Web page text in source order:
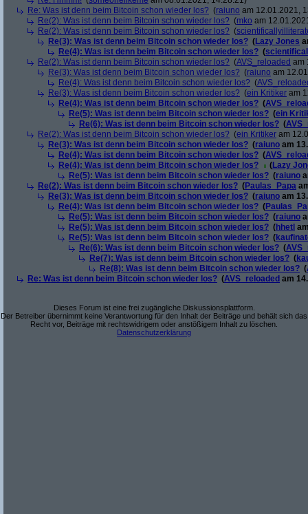
Re: Was ist denn beim Bitcoin schon wieder los? (raiuno am 12.01.2021,
Re(2): Was ist denn beim Bitcoin schon wieder los? (mko am
Re(2): Was ist denn beim Bitcoin schon wieder los? (
Re(3): Was ist denn beim Bitcoin schon wieder los? (Lazy Jones
Re(4): Was ist denn beim Bitcoin schon wieder los? (
Re(2): Was ist denn beim Bitcoin schon wieder los? (AVS_reloaded am
Re(3): Was ist denn beim Bitcoin schon wieder los? (raiuno am
Re(4): Was ist denn beim Bitcoin schon wieder los? (
Re(3): Was ist denn beim Bitcoin schon wieder los? (ein Kritiker am
Re(4): Was ist denn beim Bitcoin schon wieder los? (
Re(5): Was ist denn beim Bitcoin schon wieder los? (ein
Re(6): Was ist denn beim Bitcoin schon wieder los? (
Re(2): Was ist denn beim Bitcoin schon wieder los? (ein Kritiker am
Re(3): Was ist denn beim Bitcoin schon wieder los? (raiuno am
Re(4): Was ist denn beim Bitcoin schon wieder los? (
Re(4): Was ist denn beim Bitcoin schon wieder los?
(Lazy
Re(5): Was ist denn beim Bitcoin schon wieder los? (raiuno
Re(2): Was ist denn beim Bitcoin schon wieder los? (Paulas_Papa
Re(3): Was ist denn beim Bitcoin schon wieder los? (raiuno am
Re(4): Was ist denn beim Bitcoin schon wieder los? (
Re(5): Was ist denn beim Bitcoin schon wieder los? (raiuno
Re(5): Was ist denn beim Bitcoin schon wieder los? (hhetl
Re(5): Was ist denn beim Bitcoin schon wieder los? (
Re(6): Was ist denn beim Bitcoin schon wieder los? (
Re(7): Was ist denn beim Bitcoin schon wieder los? (
Re(8): Was ist denn beim Bitcoin schon wieder los? (
Re: Was ist denn beim Bitcoin schon wieder los? (AVS_reloaded am
Dieses Forum ist eine frei zugängliche Diskussionsplattform.
Der Betreiber übernimmt keine Verantwortung für den Inhalt der Beiträge und behält sich das
Recht vor, Beiträge mit rechtswidrigem oder anstößigem Inhalt zu löschen.
Datenschutzerklärung